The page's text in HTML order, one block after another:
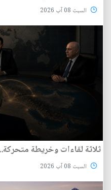
السبت 08 آب 2026
ثلاثة لقاءات وخريطة
السبت 08 آب 2026